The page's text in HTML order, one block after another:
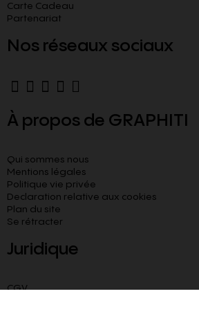
Carte Cadeau
Partenariat
Nos réseaux sociaux
À propos de GRAPHITI
Qui sommes nous
Mentions légales
Politique vie privée
Declaration relative aux cookies​
Plan du site
Se rétracter
Juridique
CGV